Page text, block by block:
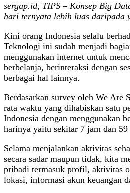
sergap.id, TIPS – Konsep Big
hari ternyata lebih luas daripada
Kini orang Indonesia selalu
Teknologi ini sudah menjadi
menggunakan internet untuk
berbelanja, berinteraksi dengan
berbagai hal lainnya.
Berdasarkan survey oleh We Are
rata waktu yang dihabiskan satu
Indonesia dengan menggunakan
harinya yaitu sekitar 7 jam dan 59
Selama menjalankan aktivitas
secara sadar maupun tidak, kita
pribadi termasuk profil, aktivitas
lokasi, informasi akun keuangan